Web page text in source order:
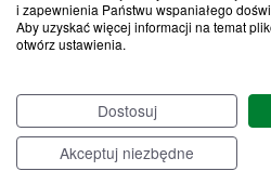
i zapewnienia Państwu wspaniałego
Aby uzyskać więcej informacji na temat
otwórz ustawienia.
Dostosuj
Akceptuj niezbędne
Popularne zapytania
Witamina D
Witamina C